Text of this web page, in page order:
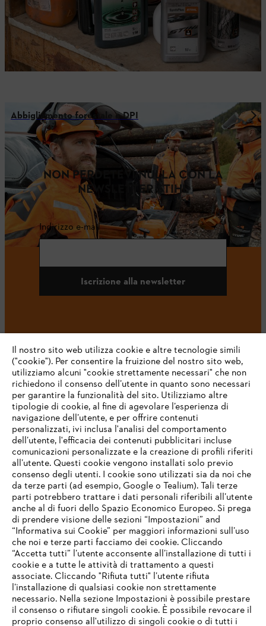
Abbigliamento forestale e DPI
NON PERDETEVI NULLA CON LA
NEWSLETTER STIHL
Indirizzo e-mail
Iscrizione alla newsletter
#STIHL
L’azienda
STIHL FAQ
Service
Termini e condizioni generali Privacy policy
IHR BROWSER WIRD NICHT
UNTERSTÜTZT
Sie nutzen einen Browser, den wir noch nicht unterstützen. Für
eine optimale Nutzung unserer Seite empfehlen wir Ihnen, zu
Il nostro sito web utilizza cookie e altre tecnologie simili
("cookie"). Per consentire la fruizione del nostro sito web,
utilizziamo alcuni "cookie strettamente necessari" che non
richiedono il consenso dell’utente in quanto sono necessari
per garantire la funzionalità del sito. Utilizziamo altre
tipologie di cookie, al fine di agevolare l’esperienza di
navigazione dell’utente, e per offrire contenuti
personalizzati, ivi inclusa l'analisi del comportamento
dell’utente, l'efficacia dei contenuti pubblicitari incluse
comunicazioni personalizzate e la creazione di profili riferiti
all’utente. Questi cookie vengono installati solo previo
consenso degli utenti. I cookie sono utilizzati sia da noi che
da terze parti (ad esempio, Google o Tealium). Tali terze
parti potrebbero trattare i dati personali riferibili all’utente
anche al di fuori dello Spazio Economico Europeo. Si prega
di prendere visione delle sezioni “Impostazioni” and
“Informativa sui Cookie” per maggiori informazioni sull’uso
che noi e terze parti facciamo dei cookie. Cliccando
“Accetta tutti” l’utente acconsente all’installazione di tutti i
cookie e a tutte le attività di trattamento a questi
associate. Cliccando "Rifiuta tutti" l’utente rifiuta
l’installazione di qualsiasi cookie non strettamente
necessario. Nella sezione Impostazioni è possibile prestare
il consenso o rifiutare singoli cookie. È possibile revocare il
proprio consenso all'utilizzo di singoli cookie o di tutti i